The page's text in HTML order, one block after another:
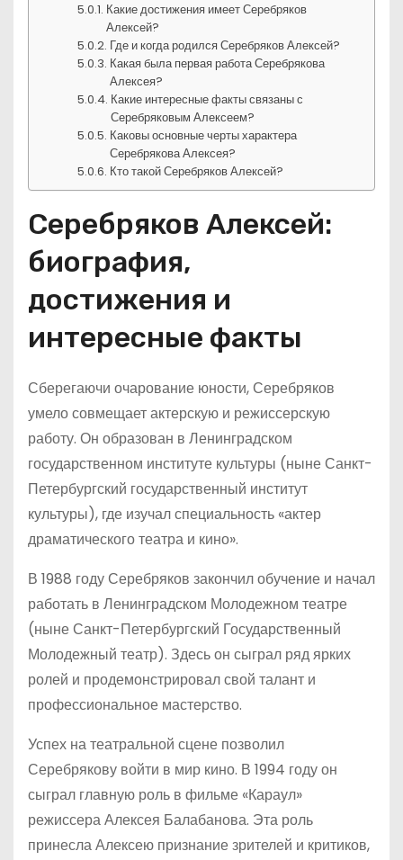
Какие достижения имеет Серебряков
Алексей?
Где и когда родился Серебряков Алексей?
Какая была первая работа Серебрякова
Алексея?
Какие интересные факты связаны с
Серебряковым Алексеем?
Каковы основные черты характера
Серебрякова Алексея?
Кто такой Серебряков Алексей?
Серебряков Алексей:
биография,
достижения и
интересные факты
Сберегаючи очарование юности, Серебряков
умело совмещает актерскую и режиссерскую
работу. Он образован в Ленинградском
государственном институте культуры (ныне Санкт-
Петербургский государственный институт
культуры), где изучал специальность «актер
драматического театра и кино».
В 1988 году Серебряков закончил обучение и начал
работать в Ленинградском Молодежном театре
(ныне Санкт-Петербургский Государственный
Молодежный театр). Здесь он сыграл ряд ярких
ролей и продемонстрировал свой талант и
профессиональное мастерство.
Успех на театральной сцене позволил
Серебрякову войти в мир кино. В 1994 году он
сыграл главную роль в фильме «Караул»
режиссера Алексея Балабанова. Эта роль
принесла Алексею признание зрителей и критиков,